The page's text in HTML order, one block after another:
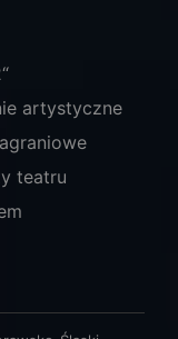
artystyczne
teatru